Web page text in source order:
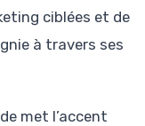
ciblées et de
à travers ses
met l’accent